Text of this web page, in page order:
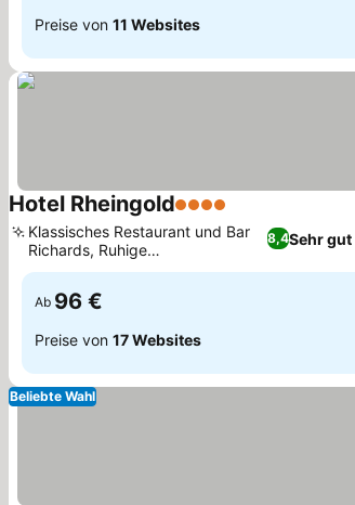
Preise von 11 Websites
Hotel Rheingold4 Sterne
8,4Sehr gut
Klassisches Restaurant und Bar
Richards, Ruhige
Wohnseitenstraße
Ab 96 €
Preise von 17 Websites
Beliebte Wahl